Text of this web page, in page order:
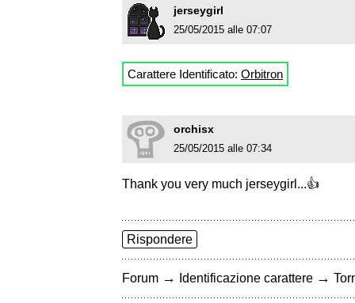
jerseygirl
25/05/2015 alle 07:07
Carattere Identificato: Orbitron
orchisx
25/05/2015 alle 07:34
Thank you very much jerseygirl...👍
Rispondere
Forum → Identificazione carattere →